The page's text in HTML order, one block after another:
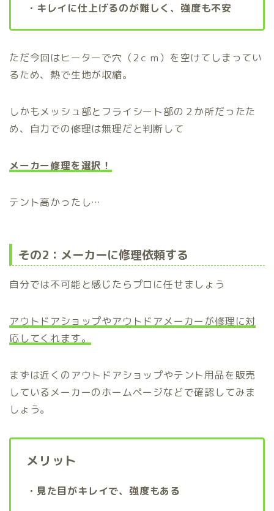
・キレイに仕上げるのが難しく、強度も不安
ただ今回はヒーターで穴（2ｃｍ）を空けてしまってい
るため、熱で生地が収縮。
しかもメッシュ部とフライシート部の２か所だったた
め、自力での修理は無理だと判断して
メーカー修理を選択！
テント高かったし…
その2：メーカーに修理依頼する
自分では不可能と感じたらプロに任せましょう
アウトドアショップやアウトドアメーカーが修理に対
応してくれます。
まずは近くのアウトドアショップやテント用品を販売
しているメーカーのホームページなどで確認してみま
しょう。
メリット
・見た目がキレイで、強度もある